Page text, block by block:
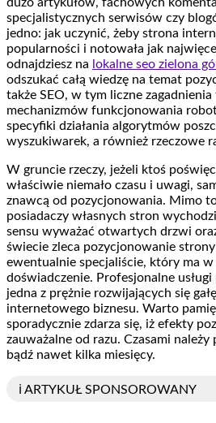
specjalistycznych serwisów czy
jedno: jak uczynić, żeby strona
popularności i notowała jak
odnajdziesz na lokalne seo zielona
odszukać całą wiedzę na temat
także SEO, w tym liczne
mechanizmów funkcjonowania
specyfiki działania algorytmów
wyszukiwarek, a również rzeczowe
W gruncie rzeczy, jeżeli ktoś
właściwie niemało czasu i uwagi,
znawcą od pozycjonowania. Mimo
posiadaczy własnych stron wychodzi
sensu wyważać otwartych drzwi
świecie zleca pozycjonowanie
ewentualnie specjaliście, który ma w
doświadczenie. Profesjonalne
jedna z prężnie rozwijających się
internetowego biznesu. Warto
sporadycznie zdarza się, iż efekty
zauważalne od razu. Czasami
bądź nawet kilka miesięcy.
ℹ️ ARTYKUŁ SPONSOROWANY